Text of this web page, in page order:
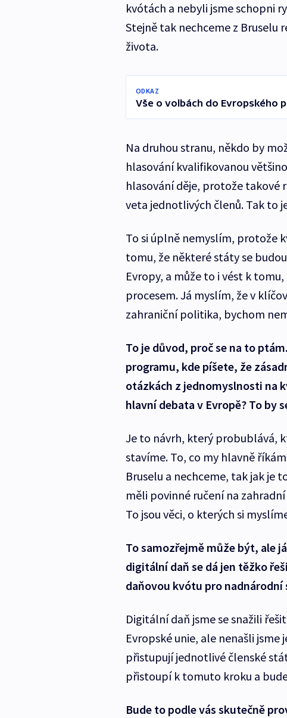
kvótách a nebyli jsme schopni
Stejně tak nechceme z Bruselu
života.
ODKAZ
Vše o volbách do Evropského
Na druhou stranu, někdo by
hlasování kvalifikovanou
hlasování děje, protože takové
veta jednotlivých členů. Tak to
To si úplně nemyslím, protože
tomu, že některé státy se
Evropy, a může to i vést k
procesem. Já myslím, že v
zahraniční politika, bychom
To je důvod, proč se na to
programu, kde píšete, že
otázkách z jednomyslnosti na
hlavní debata v Evropě? To by
Je to návrh, který probublává,
stavíme. To, co my hlavně
Bruselu a nechceme, tak jak
měli povinné ručení na
To jsou věci, o kterých si
To samozřejmě může být, ale
digitální daň se dá jen těžko
daňovou kvótu pro nadnárodní
Digitální daň jsme se snažili
Evropské unie, ale nenašli
přistupují jednotlivé členské
přistoupí k tomuto kroku a
Bude to podle vás skutečně